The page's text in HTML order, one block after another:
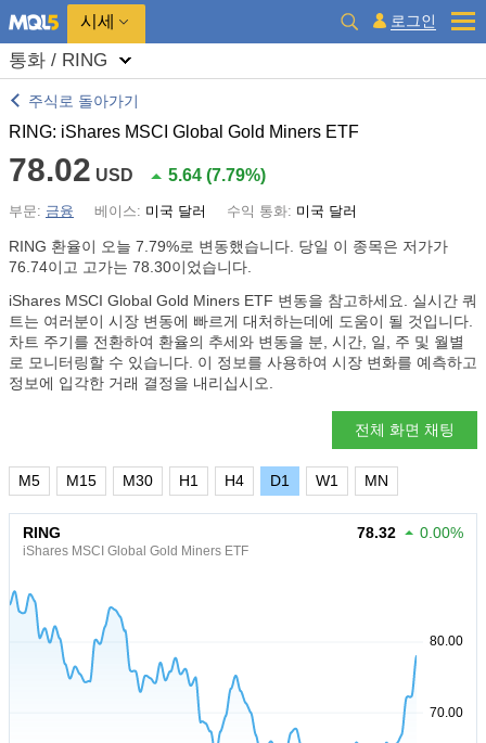
시세 로그인
통화 / RING
주식로 돌아가기
RING: iShares MSCI Global Gold Miners ETF
78.02 USD 5.64 (7.79%)
부문: 금융 베이스: 미국 달러 수익 통화: 미국 달러
RING 환율이 오늘 7.79%로 변동했습니다. 당일 이 종목은 저가가
76.74이고 고가는 78.30이었습니다.
iShares MSCI Global Gold Miners ETF 변동을 참고하세요. 실시간 쿼
트는 여러분이 시장 변동에 빠르게 대처하는데에 도움이 될 것입니다.
차트 주기를 전환하여 환율의 추세와 변동을 분, 시간, 일, 주 및 월별
로 모니터링할 수 있습니다. 이 정보를 사용하여 시장 변화를 예측하고
정보에 입각한 거래 결정을 내리십시오.
전체 화면 채팅
M5 M15 M30 H1 H4 D1 W1 MN
RING
iShares MSCI Global Gold Miners ETF
78.32 0.00%